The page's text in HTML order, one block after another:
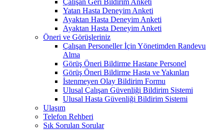
Yatan Hasta Deneyim Anketi
Ayaktan Hasta Deneyim Anketi
Ayaktan Hasta Deneyim Anketi
Öneri ve Görüşleriniz
Çalışan Personeller İçin Yönetimden Randevu
Alma
Görüş Öneri Bildirme Hastane Personel
Görüş Öneri Bildirme Hasta ve Yakınları
İstenmeyen Olay Bildirim Formu
Ulusal Çalışan Güvenliği Bildirim Sistemi
Ulusal Hasta Güvenliği Bildirim Sistemi
Ulaşım
Telefon Rehberi
Sık Sorulan Sorular